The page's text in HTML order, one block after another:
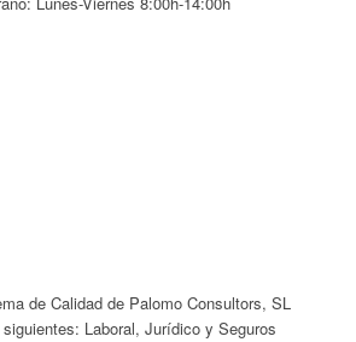
de Calidad de Palomo Consultors, SL
Laboral, Jurídico y Seguros